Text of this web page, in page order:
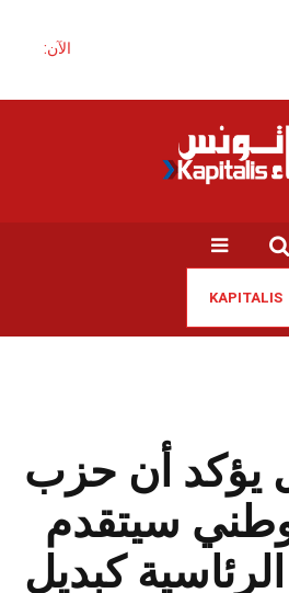
الآن:
KAPITALIS
يؤكد أن حزب
سيتقدم
كبديل